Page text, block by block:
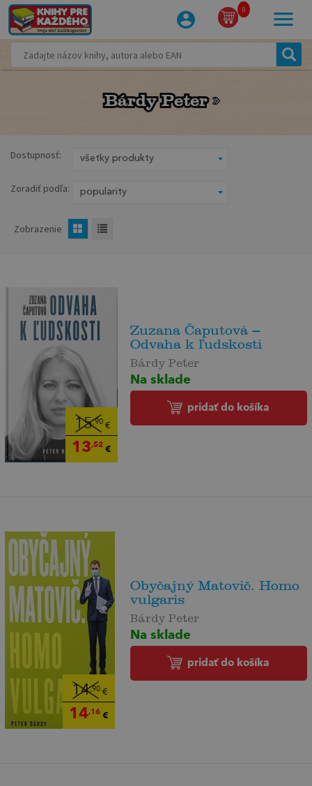
0
Bárdy Peter
Bárdy Peter
Dostupnosť:
Zoradiť podľa:
Zobrazenie
15,90€
13,52€
Zuzana Čaputová –
Odvaha k ľudskosti
Bárdy Peter
Na sklade
pridať do košíka
14,90€
14,16€
Obyčajný Matovič. Homo
vulgaris
Bárdy Peter
Na sklade
pridať do košíka